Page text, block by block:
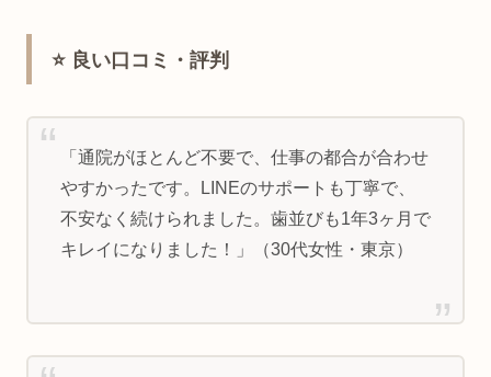
⭐ 良い口コミ・評判
「通院がほとんど不要で、仕事の都合が合わせ
やすかったです。LINEのサポートも丁寧で、
不安なく続けられました。歯並びも1年3ヶ月で
キレイになりました！」（30代女性・東京）